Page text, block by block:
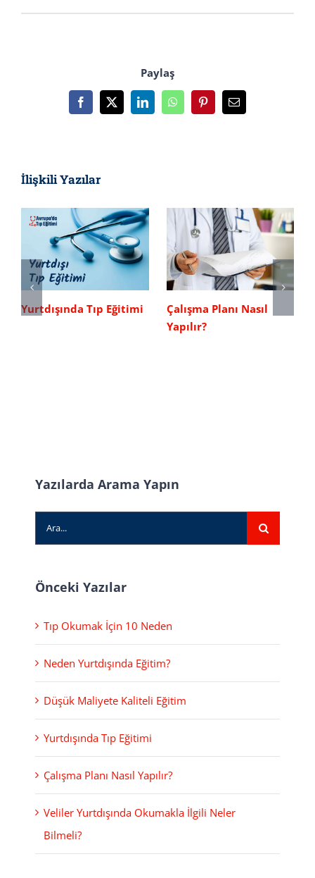
Paylaş
Facebook
X LinkedInWhatsAppPinterest
E-
posta
İlişkili Yazılar
Yurtdışında Tıp Eğitimi
Çalışma Planı Nasıl
Yapılır?
Yazılarda Arama Yapın
Ara:
Önceki Yazılar
Tıp Okumak İçin 10 Neden
Neden Yurtdışında Eğitim?
Düşük Maliyete Kaliteli Eğitim
Yurtdışında Tıp Eğitimi
Çalışma Planı Nasıl Yapılır?
Veliler Yurtdışında Okumakla İlgili Neler
Bilmeli?